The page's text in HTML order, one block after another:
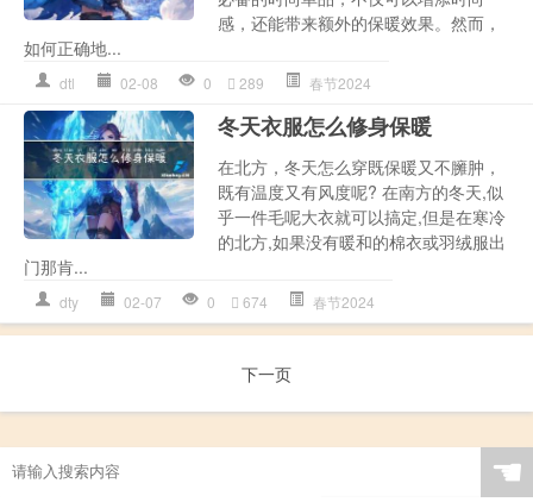
感，还能带来额外的保暖效果。然而，
如何正确地...
dtl 02-08 0 289 春节2024
冬天衣服怎么修身保暖
在北方，冬天怎么穿既保暖又不臃肿，
既有温度又有风度呢? 在南方的冬天,似
乎一件毛呢大衣就可以搞定,但是在寒冷
的北方,如果没有暖和的棉衣或羽绒服出
门那肯...
dty 02-07 0 674 春节2024
下一页
☚